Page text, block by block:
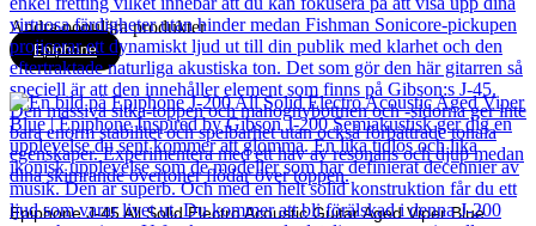
Andra populära produkter
Epiphone
Epiphone J-45 All Solid Electro Acoustic Guitar Aged Viper Blue